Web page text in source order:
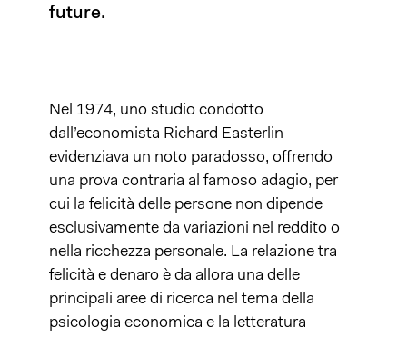
future.
Nel 1974, uno studio condotto
dall’economista Richard Easterlin
evidenziava un noto paradosso, offrendo
una prova contraria al famoso adagio, per
cui la felicità delle persone non dipende
esclusivamente da variazioni nel reddito o
nella ricchezza personale. La relazione tra
felicità e denaro è da allora una delle
principali aree di ricerca nel tema della
psicologia economica e la letteratura